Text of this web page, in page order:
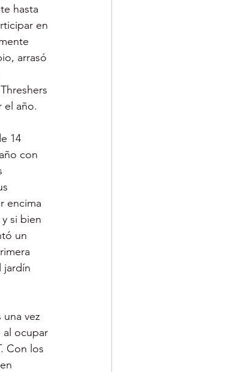
hasta
en
arrasó
el año.
14
con
encima
si bien
un
jardín
vez
al ocupar
Con los